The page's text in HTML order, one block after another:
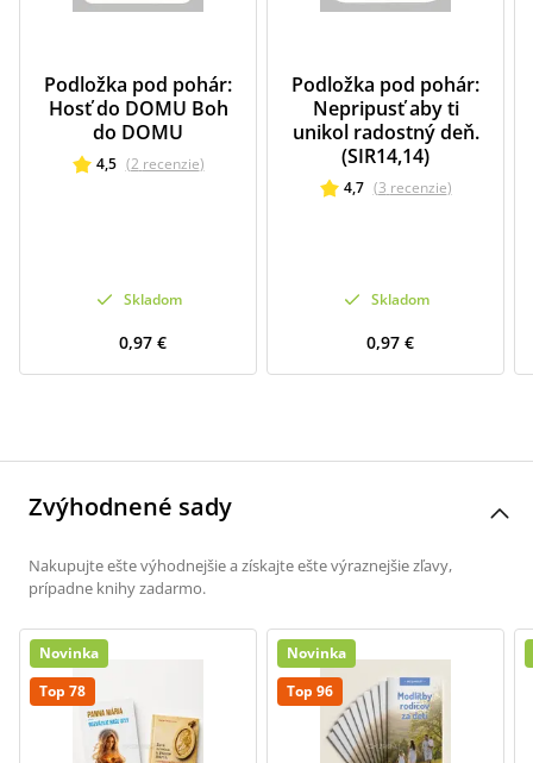
Podložka pod pohár:
Hosť do DOMU Boh
do DOMU
4,5 (2 recenzie)
Skladom
0,97 €
Podložka pod pohár:
Nepripusť aby ti
unikol radostný deň.
(SIR14,14)
4,7 (3 recenzie)
Skladom
0,97 €
Zvýhodnené sady
Nakupujte ešte výhodnejšie a získajte ešte výraznejšie zľavy,
prípadne knihy zadarmo.
Novinka
Top 78
Novinka
Top 96